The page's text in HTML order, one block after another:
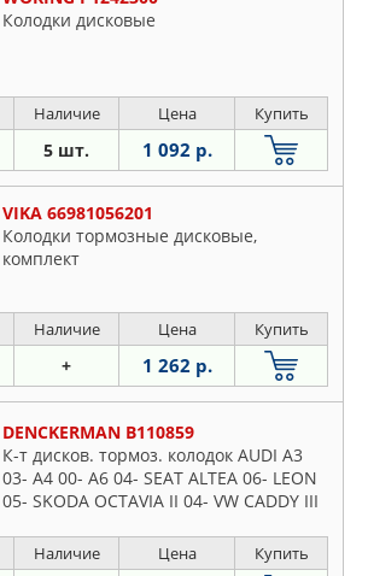
Колодки дисковые
Наличие Цена Купить
5 шт. 1 092 р.
VIKA 66981056201
Колодки тормозные дисковые,
комплект
Наличие Цена Купить
+ 1 262 р.
DENCKERMAN B110859
К-т дисков. тормоз. колодок AUDI A3
03- A4 00- A6 04- SEAT ALTEA 06- LEON
05- SKODA OCTAVIA II 04- VW CADDY III
Наличие Цена Купить